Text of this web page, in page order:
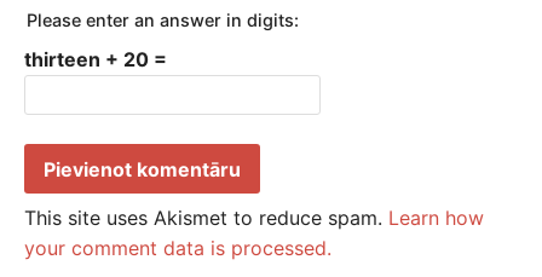
Please enter an answer in digits:
thirteen + 20 =
This site uses Akismet to reduce spam. Learn how
your comment data is processed.